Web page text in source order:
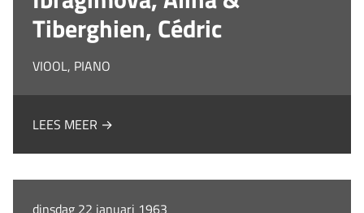
Tiberghien, Cédric
VIOOL, PIANO
LEES MEER →
dinsdag 22 januari 1963